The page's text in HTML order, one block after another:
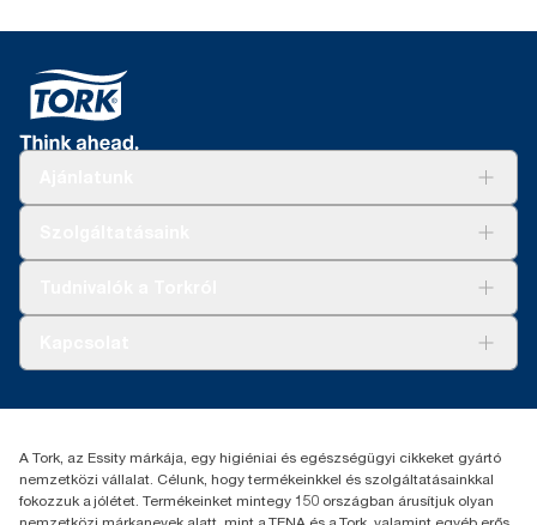
+36 1 392 2176
H-1021 Budapest
Budakeszi út 51.
A Tork, az Essity márkája, egy higiéniai és egészségügyi cikkeket gyártó
nemzetközi vállalat. Célunk, hogy termékeinkkel és szolgáltatásainkkal
fokozzuk a jólétet. Termékeinket mintegy 150 országban árusítjuk olyan